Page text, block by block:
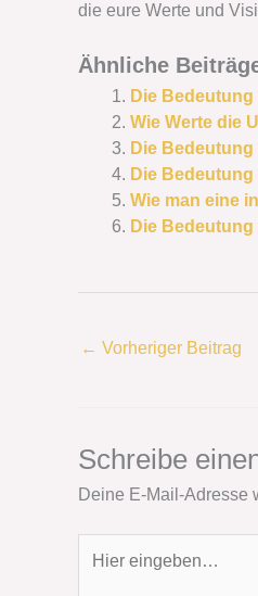
die eure Werte und
Ähnliche
Die
Wie Werte die
Die
Die
Wie man eine
Die
← Vorheriger Beitrag
Schreibe
Deine E-Mail-Adresse
eingeben…